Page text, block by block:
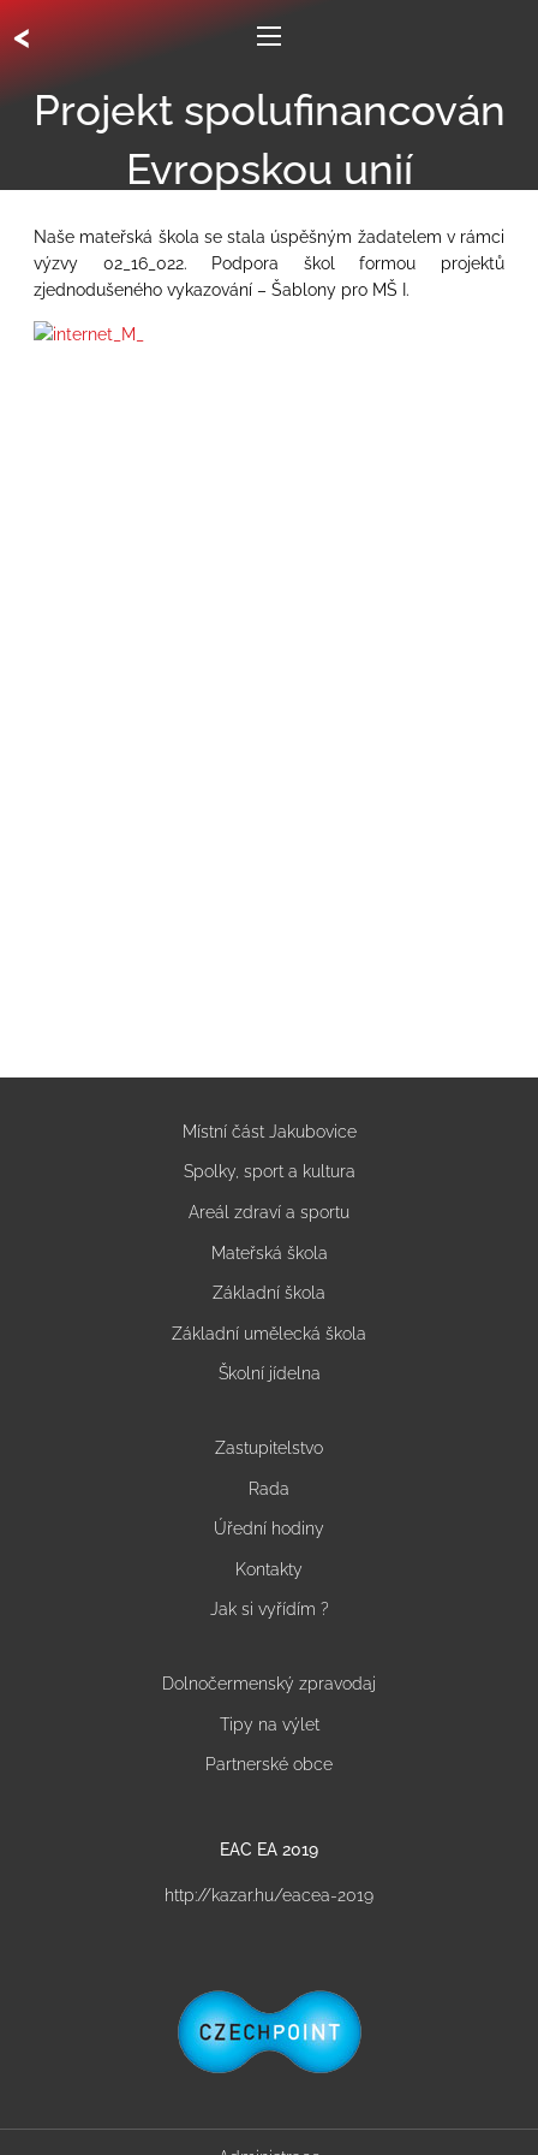
<
Projekt spolufinancován
Evropskou unií
Naše mateřská škola se stala úspěšným žadatelem v rámci
výzvy 02_16_022. Podpora škol formou projektů
zjednodušeného vykazování – Šablony pro MŠ I.
Místní část Jakubovice
Spolky, sport a kultura
Areál zdraví a sportu
Mateřská škola
Základní škola
Základní umělecká škola
Školní jídelna
Zastupitelstvo
Rada
Úřední hodiny
Kontakty
Jak si vyřídím ?
Dolnočermenský zpravodaj
Tipy na výlet
Partnerské obce
EAC EA 2019
http://kazar.hu/eacea-2019